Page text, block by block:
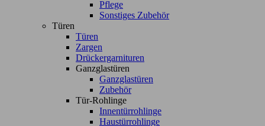
Pflege
Sonstiges Zubehör
Türen
Türen
Zargen
Drückergarnituren
Ganzglastüren
Ganzglastüren
Zubehör
Tür-Rohlinge
Innentürrohlinge
Haustürrohlinge